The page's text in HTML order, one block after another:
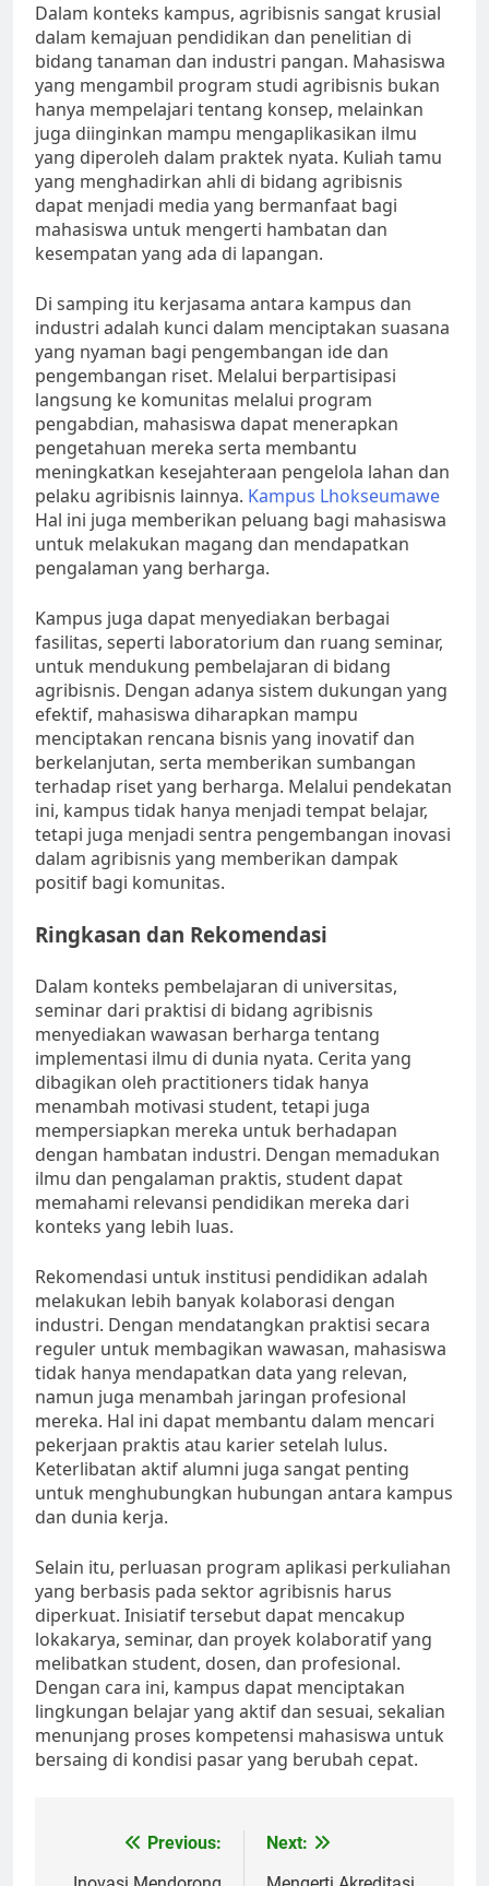
Dalam konteks kampus, agribisnis sangat krusial
dalam kemajuan pendidikan dan penelitian di
bidang tanaman dan industri pangan. Mahasiswa
yang mengambil program studi agribisnis bukan
hanya mempelajari tentang konsep, melainkan
juga diinginkan mampu mengaplikasikan ilmu
yang diperoleh dalam praktek nyata. Kuliah tamu
yang menghadirkan ahli di bidang agribisnis
dapat menjadi media yang bermanfaat bagi
mahasiswa untuk mengerti hambatan dan
kesempatan yang ada di lapangan.
Di samping itu kerjasama antara kampus dan
industri adalah kunci dalam menciptakan suasana
yang nyaman bagi pengembangan ide dan
pengembangan riset. Melalui berpartisipasi
langsung ke komunitas melalui program
pengabdian, mahasiswa dapat menerapkan
pengetahuan mereka serta membantu
meningkatkan kesejahteraan pengelola lahan dan
pelaku agribisnis lainnya. Kampus Lhokseumawe
Hal ini juga memberikan peluang bagi mahasiswa
untuk melakukan magang dan mendapatkan
pengalaman yang berharga.
Kampus juga dapat menyediakan berbagai
fasilitas, seperti laboratorium dan ruang seminar,
untuk mendukung pembelajaran di bidang
agribisnis. Dengan adanya sistem dukungan yang
efektif, mahasiswa diharapkan mampu
menciptakan rencana bisnis yang inovatif dan
berkelanjutan, serta memberikan sumbangan
terhadap riset yang berharga. Melalui pendekatan
ini, kampus tidak hanya menjadi tempat belajar,
tetapi juga menjadi sentra pengembangan inovasi
dalam agribisnis yang memberikan dampak
positif bagi komunitas.
Ringkasan dan Rekomendasi
Dalam konteks pembelajaran di universitas,
seminar dari praktisi di bidang agribisnis
menyediakan wawasan berharga tentang
implementasi ilmu di dunia nyata. Cerita yang
dibagikan oleh practitioners tidak hanya
menambah motivasi student, tetapi juga
mempersiapkan mereka untuk berhadapan
dengan hambatan industri. Dengan memadukan
ilmu dan pengalaman praktis, student dapat
memahami relevansi pendidikan mereka dari
konteks yang lebih luas.
Rekomendasi untuk institusi pendidikan adalah
melakukan lebih banyak kolaborasi dengan
industri. Dengan mendatangkan praktisi secara
reguler untuk membagikan wawasan, mahasiswa
tidak hanya mendapatkan data yang relevan,
namun juga menambah jaringan profesional
mereka. Hal ini dapat membantu dalam mencari
pekerjaan praktis atau karier setelah lulus.
Keterlibatan aktif alumni juga sangat penting
untuk menghubungkan hubungan antara kampus
dan dunia kerja.
Selain itu, perluasan program aplikasi perkuliahan
yang berbasis pada sektor agribisnis harus
diperkuat. Inisiatif tersebut dapat mencakup
lokakarya, seminar, dan proyek kolaboratif yang
melibatkan student, dosen, dan profesional.
Dengan cara ini, kampus dapat menciptakan
lingkungan belajar yang aktif dan sesuai, sekalian
menunjang proses kompetensi mahasiswa untuk
bersaing di kondisi pasar yang berubah cepat.
Previous:
Next: